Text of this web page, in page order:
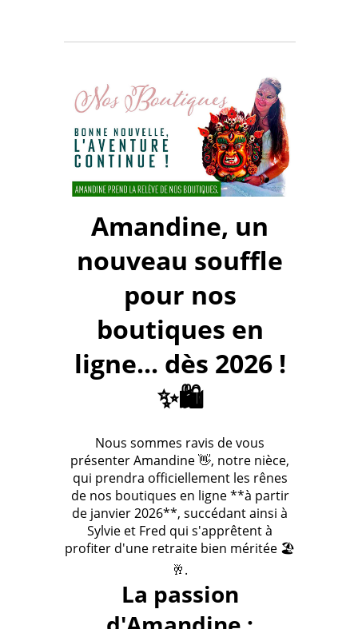
Amandine, un
nouveau souffle
pour nos
boutiques en
ligne... dès 2026 !
✨🛍️
Nous sommes ravis de vous
présenter Amandine 👋, notre nièce,
qui prendra officiellement les rênes
de nos boutiques en ligne **à partir
de janvier 2026**, succédant ainsi à
Sylvie et Fred qui s'apprêtent à
profiter d'une retraite bien méritée 🏖️
🥂.
La passion